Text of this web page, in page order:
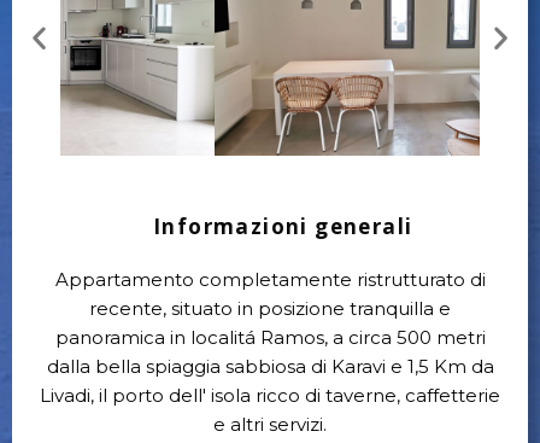
Informazioni generali
Appartamento completamente ristrutturato di
recente, situato in posizione tranquilla e
panoramica in localitá Ramos, a circa 500 metri
dalla bella spiaggia sabbiosa di Karavi e 1,5 Km da
Livadi, il porto dell' isola ricco di taverne, caffetterie
e altri servizi.